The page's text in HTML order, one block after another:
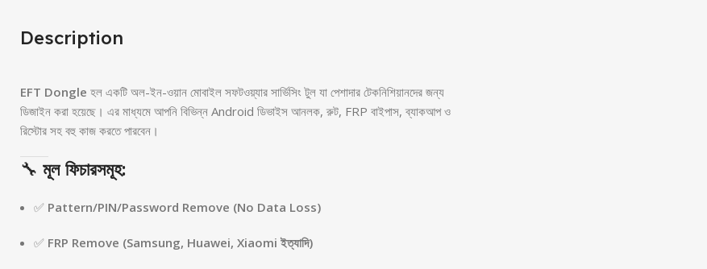
Description
EFT Dongle হল একটি অল-ইন-ওয়ান মোবাইল সফটওয়্যার সার্ভিসিং টুল যা পেশাদার টেকনিশিয়ানদের জন্য
ডিজাইন করা হয়েছে। এর মাধ্যমে আপনি বিভিন্ন Android ডিভাইস আনলক, রুট, FRP বাইপাস, ব্যাকআপ ও
রিস্টোর সহ বহু কাজ করতে পারবেন।
🔧 মূল ফিচারসমূহ:
✅ Pattern/PIN/Password Remove (No Data Loss)
✅ FRP Remove (Samsung, Huawei, Xiaomi ইত্যাদি)